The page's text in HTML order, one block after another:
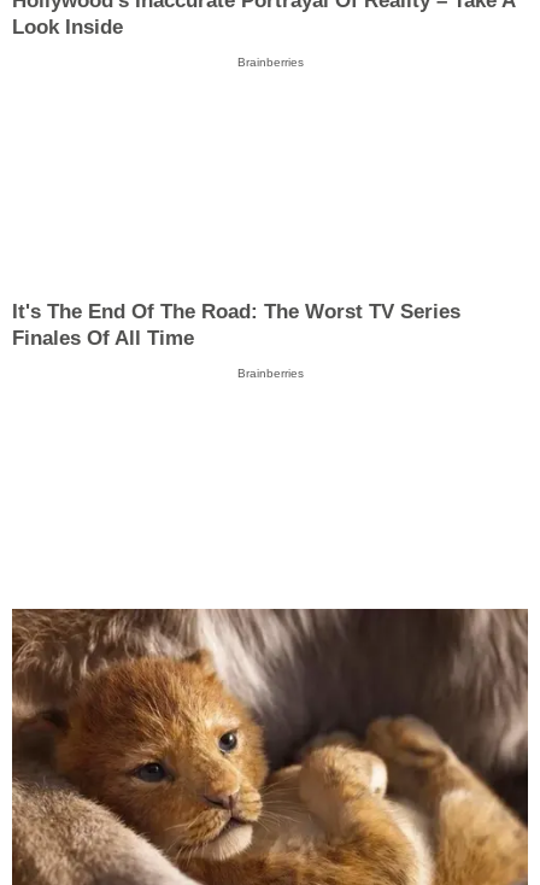
Look Inside
Brainberries
It's The End Of The Road: The Worst TV Series
Finales Of All Time
Brainberries